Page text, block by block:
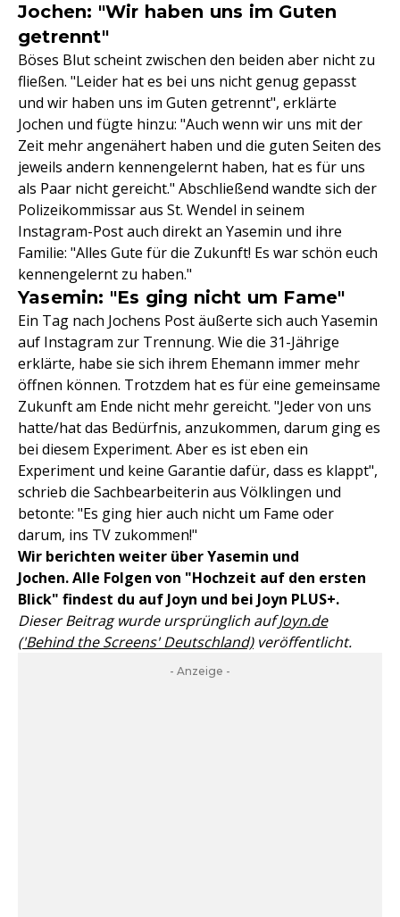
Jochen: "Wir haben uns im Guten
getrennt"
Böses Blut scheint zwischen den beiden aber nicht zu
fließen. "Leider hat es bei uns nicht genug gepasst
und wir haben uns im Guten getrennt", erklärte
Jochen und fügte hinzu: "Auch wenn wir uns mit der
Zeit mehr angenähert haben und die guten Seiten des
jeweils andern kennengelernt haben, hat es für uns
als Paar nicht gereicht." Abschließend wandte sich der
Polizeikommissar aus St. Wendel in seinem
Instagram-Post auch direkt an Yasemin und ihre
Familie: "Alles Gute für die Zukunft! Es war schön euch
kennengelernt zu haben."
Yasemin: "Es ging nicht um Fame"
Ein Tag nach Jochens Post äußerte sich auch Yasemin
auf Instagram zur Trennung. Wie die 31-Jährige
erklärte, habe sie sich ihrem Ehemann immer mehr
öffnen können. Trotzdem hat es für eine gemeinsame
Zukunft am Ende nicht mehr gereicht. "Jeder von uns
hatte/hat das Bedürfnis, anzukommen, darum ging es
bei diesem Experiment. Aber es ist eben ein
Experiment und keine Garantie dafür, dass es klappt",
schrieb die Sachbearbeiterin aus Völklingen und
betonte: "Es ging hier auch nicht um Fame oder
darum, ins TV zukommen!"
Wir berichten weiter über Yasemin und
Jochen.Alle Folgen von "Hochzeit auf den ersten
Blick" findest du auf Joyn und bei Joyn PLUS+.
Dieser Beitrag wurde ursprünglich aufJoyn.de
('Behind the Screens' Deutschland)veröffentlicht.
- Anzeige -